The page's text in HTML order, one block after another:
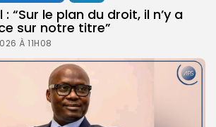
“Sur le plan du droit, il n’y a
sur notre titre”
À 11H08